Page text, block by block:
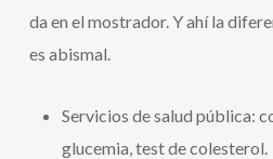
da en el mostrador. Y ahí la
es abismal.
Servicios de salud pública:
glucemia, test de colesterol.